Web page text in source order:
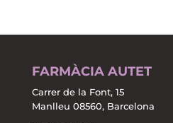
FARMÀCIA AUTET
Carrer de la Font, 15
Manlleu 08560, Barcelona